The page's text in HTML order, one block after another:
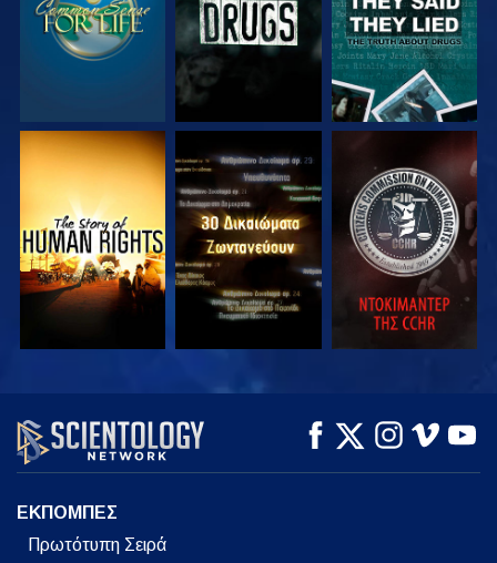
ΠΑΡΑΚΟΛΟΥΘΗΣΤΕ ΠΑΡΑΚΟΛΟΥΘΗΣΤΕ ΠΑΡΑΚΟΛΟΥΘΗΣΤΕ
ΠΑΡΑΚΟΛΟΥΘΗΣΤΕ ΠΑΡΑΚΟΛΟΥΘΗΣΤΕ
ΕΞΕΡΕΥΝΗΣΤΕ ΤΗ
ΣΕΙΡΑ
ΕΚΠΟΜΠΕΣ
Πρωτότυπη Σειρά